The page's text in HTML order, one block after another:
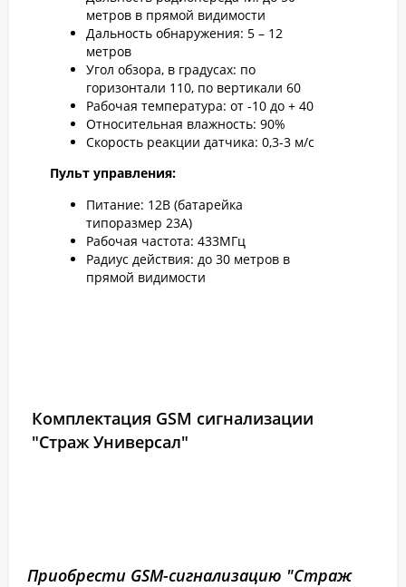
метров в прямой видимости
Дальность обнаружения: 5 – 12
метров
Угол обзора, в градусах: по
горизонтали 110, по вертикали 60
Рабочая температура: от -10 до + 40
Относительная влажность: 90%
Скорость реакции датчика: 0,3-3 м/с
Пульт управления:
Питание: 12В (батарейка
типоразмер 23А)
Рабочая частота: 433MГц
Радиус действия: до 30 метров в
прямой видимости
Комплектация GSM сигнализации
"Страж Универсал"
Приобрести GSM-сигнализацию "Страж